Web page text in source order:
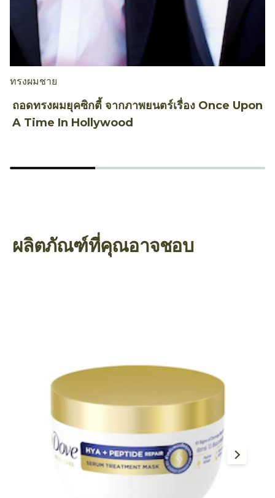
ทรงผมชาย
ถอดทรงผมยุคซิกตี้ จากภาพยนตร์เรื่อง Once Upon
A Time In Hollywood
ผลิตภัณฑ์ที่คุณอาจชอบ